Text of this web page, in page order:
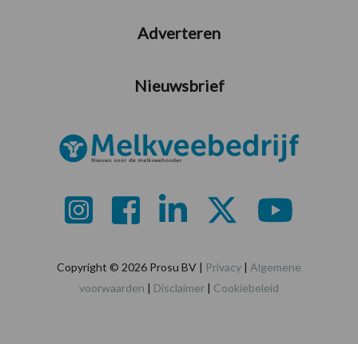
Adverteren
Nieuwsbrief
Copyright © 2026 Prosu BV | Privacy | Algemene
voorwaarden | Disclaimer | Cookiebeleid